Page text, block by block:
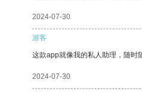
2024-07-30
游客
这款app就像我的私人助理，随时
2024-07-30